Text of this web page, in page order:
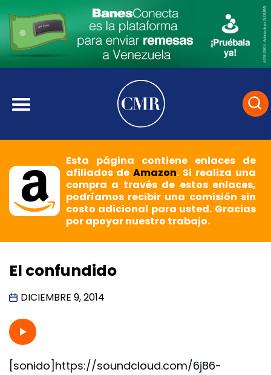
Esta página contiene enlaces de
afiliados deAmazon. Si realiza una
compra a través de estos enlaces,
podríamos recibir una comisión sin
costo adicional para usted. Gracias
por apoyar nuestro trabajo.
El confundido
DICIEMBRE 9, 2014
[sonido]https://soundcloud.com/6j86-